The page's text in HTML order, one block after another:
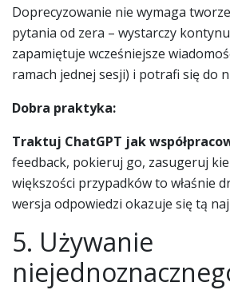
Doprecyzowanie nie wymaga
pytania od zera – wystarczy
zapamiętuje wcześniejsze
ramach jednej sesji) i potrafi się do
Dobra praktyka:
Traktuj ChatGPT jak
feedback, pokieruj go, zasugeruj
większości przypadków to właśnie
wersja odpowiedzi okazuje się tą
5. Używanie